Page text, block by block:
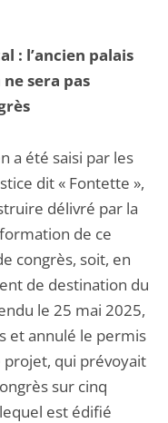
: l’ancien palais
sera pas
a été saisi par les
dit « Fontette »,
délivré par la
de ce
congrès, soit, en
de destination du
le 25 mai 2025,
et annulé le permis
qui prévoyait
sur cinq
est édifié